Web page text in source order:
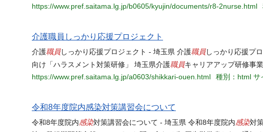
https://www.pref.saitama.lg.jp/b0605/kyujin/documents/r8-2nurse.html
介護職員しっかり応援プロジェクト
介護職員しっかり応援プロジェクト - 埼玉県 介護職員しっかり応援プ
向け「ハラスメント対策研修」 埼玉県介護職員キャリアアップ研修事
https://www.pref.saitama.lg.jp/a0603/shikkari-ouen.html
種別：html サ
令和8年度院内感染対策講習会について
令和8年度院内感染対策講習会について - 埼玉県 令和8年度院内感染対